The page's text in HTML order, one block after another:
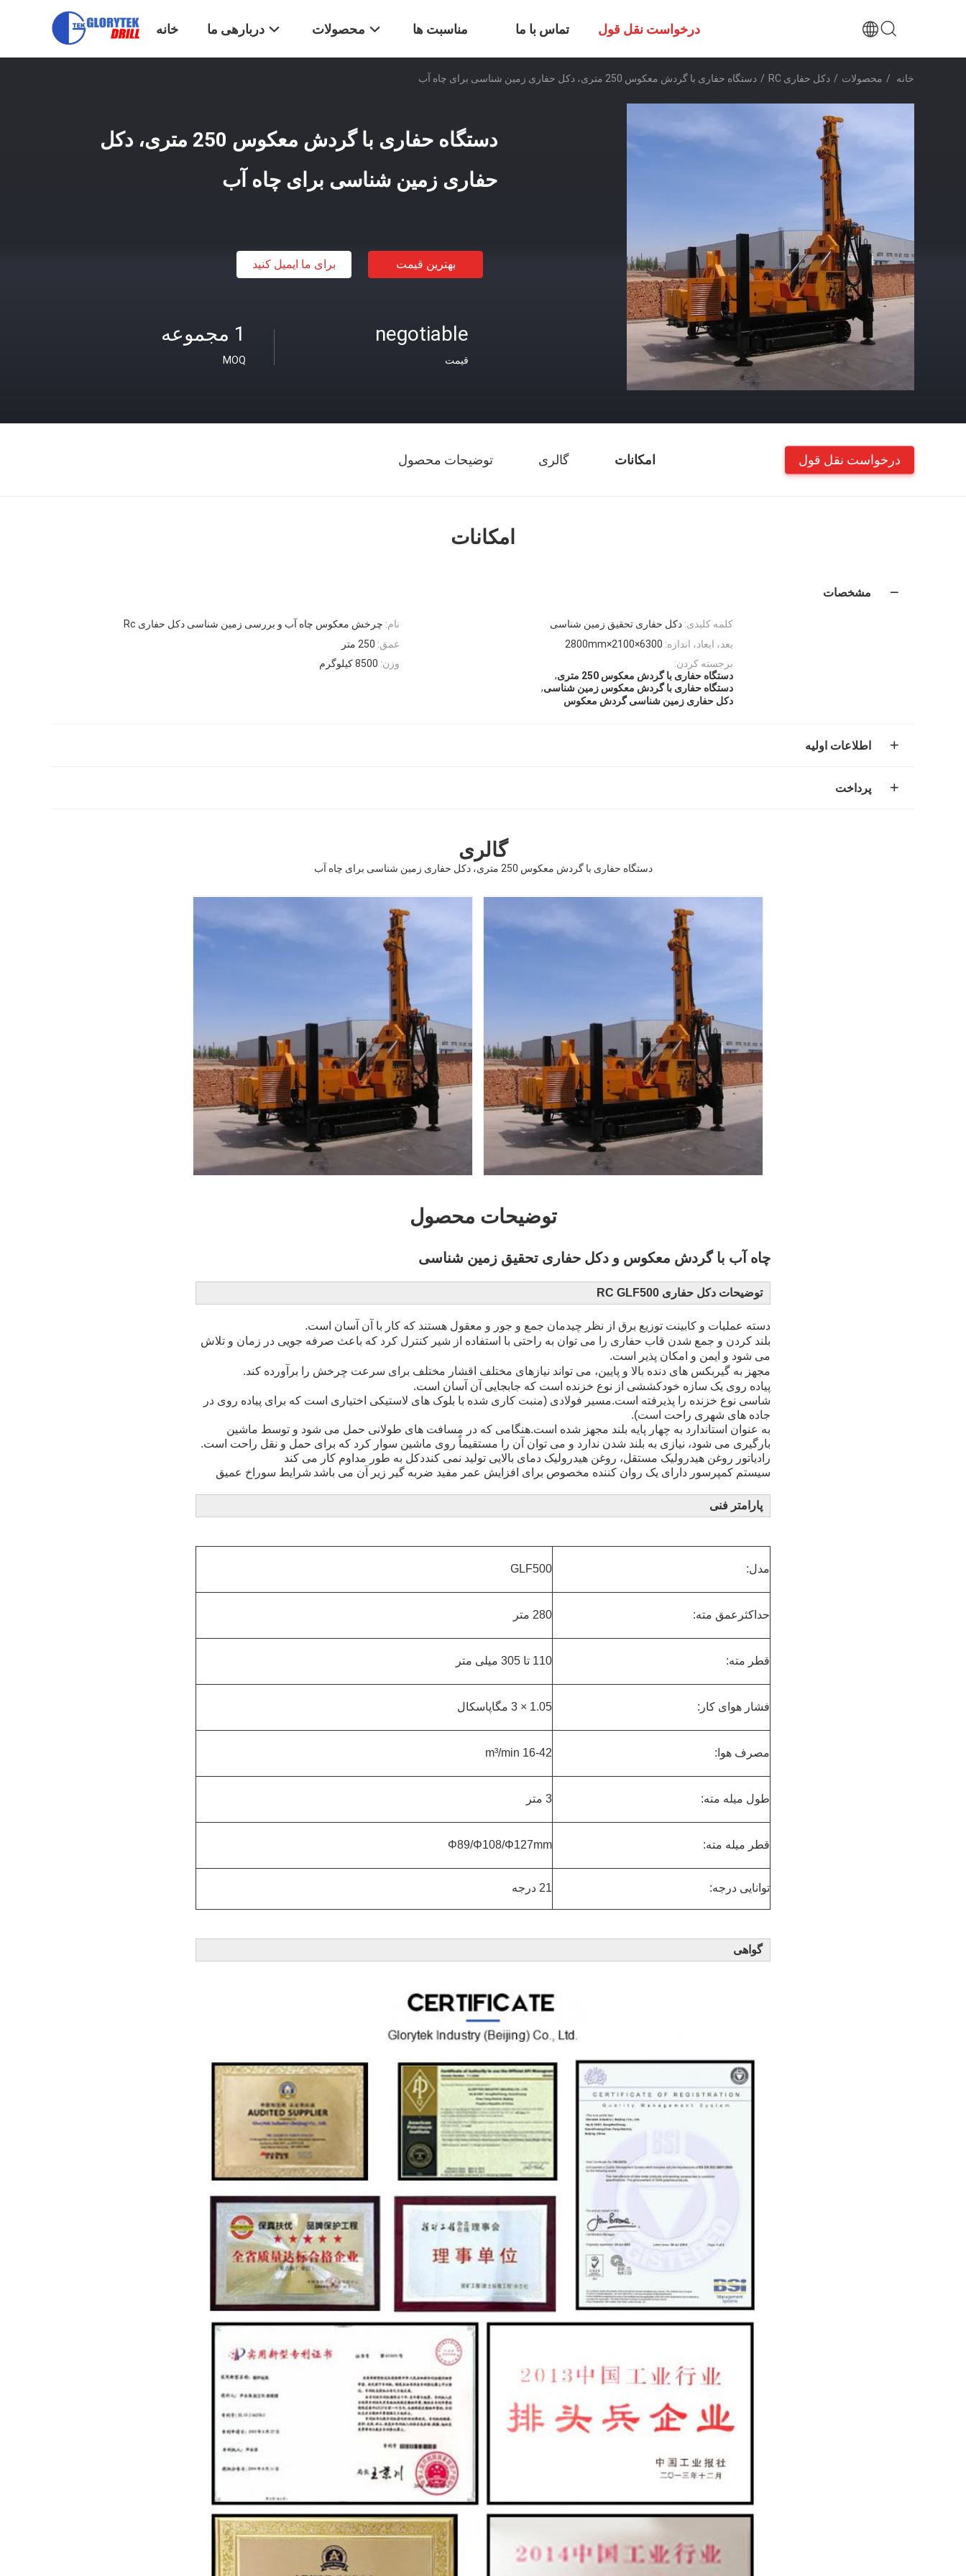
خانه دربارهی ما محصولات مناسبت ها تماس با ما درخواست نقل قول
خانه / محصولات / دکل حفاری RC / دستگاه حفاری با گردش معکوس 250 متری، دکل حفاری زمین شناسی برای چاه آب
دستگاه حفاری با گردش معکوس 250 متری، دکل
حفاری زمین شناسی برای چاه آب
بهترین قیمت برای ما ایمیل کنید
1 مجموعه
MOQ
negotiable
قیمت
امکانات گالری توضیحات محصول درخواست نقل قول
امکانات
مشخصات
نام: چرخش معکوس چاه آب و بررسی زمین شناسی دکل حفاری Rc کلمه کلیدی: دکل حفاری تحقیق زمین شناسی
عمق: 250 متر بعد، ابعاد، اندازه: 6300×2100×2800mm
وزن: 8500 کیلوگرم
برجسته کردن:
دستگاه حفاری با گردش معکوس 250 متری
,
دستگاه حفاری با گردش معکوس زمین شناسی,
دکل حفاری زمین شناسی گردش معکوس
اطلاعات اولیه
پرداخت
گالری
دستگاه حفاری با گردش معکوس 250 متری، دکل حفاری زمین شناسی برای چاه آب
توضیحات محصول
چاه آب با گردش معکوس و دکل حفاری تحقیق زمین شناسی
توضیحات دکل حفاری RC GLF500
دسته عملیات و کابینت توزیع برق از نظر چیدمان جمع و جور و معقول هستند که کار با آن آسان است.
می شود و ایمن و امکان پذیر است.
مجهز به گیربکس های دنده بالا و پایین، می تواند نیازهای مختلف اقشار مختلف برای سرعت چرخش را برآورده کند.
پیاده روی یک سازه خودکششی از نوع خزنده است که جابجایی آن آسان است.
شاسی نوع خزنده را پذیرفته است.مسیر فولادی (منبت کاری شده با بلوک های لاستیکی اختیاری است که برای پیاده روی در
جاده های شهری راحت است).
به عنوان استاندارد به چهار پایه بلند مجهز شده است.هنگامی که در مسافت های طولانی حمل می شود و توسط ماشین
بارگیری می شود، نیازی به بلند شدن ندارد و می توان آن را مستقیماً روی ماشین سوار کرد که برای حمل و نقل راحت است.
رادیاتور روغن هیدرولیک مستقل، روغن هیدرولیک دمای بالایی تولید نمی کنددکل به طور مداوم کار می کند
سیستم کمپرسور دارای یک روان کننده مخصوص برای افزایش عمر مفید ضربه گیر زیر آن می باشد شرایط سوراخ عمیق
پارامتر فنی
مدل: GLF500
حداکثرعمق مته: 280 متر
قطر مته: 110 تا 305 میلی متر
فشار هوای کار: 1.05 × 3 مگاپاسکال
مصرف هوا: 16-42 m³/min
طول میله مته: 3 متر
قطر میله مته: Φ89/Φ108/Φ127mm
توانایی درجه: 21 درجه
گواهی